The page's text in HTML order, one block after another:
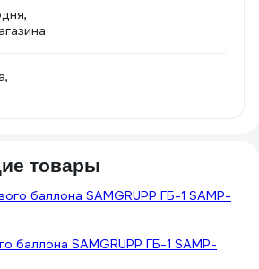
товары
баллона SAMGRUPP ГБ-1 SAMP-